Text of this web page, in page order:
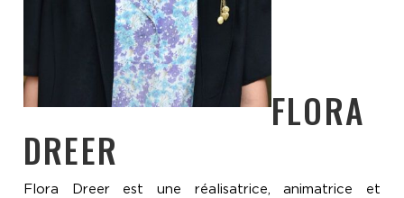
FLORA
DREER
Flora Dreer est une réalisatrice, animatrice et